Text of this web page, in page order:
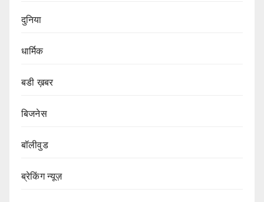
दुनिया
धार्मिक
बडी ख़बर
बिजनेस
बॉलीवुड
ब्रेकिंग न्यूज़